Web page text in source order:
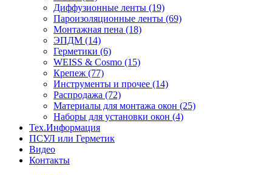
Диффузионные ленты (19)
Пароизоляционные ленты (69)
Монтажная пена (18)
ЭПДМ (14)
Герметики (6)
WEISS & Cosmo (15)
Крепеж (77)
Инструменты и прочее (14)
Распродажа (72)
Материалы для монтажа окон (25)
Наборы для установки окон (4)
Тех.Информация
ПСУЛ или Герметик
Видео
Контакты